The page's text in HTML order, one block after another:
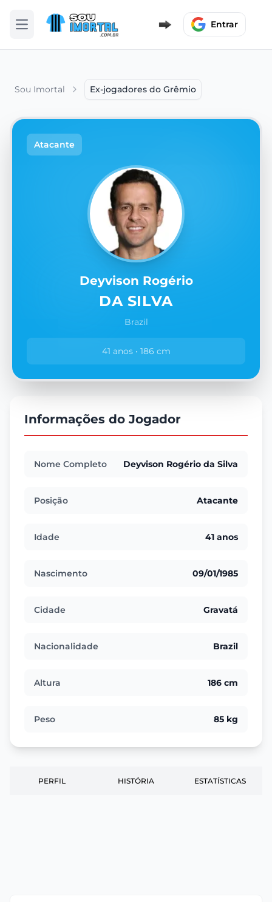
Abrir menu Entrar
Sou Imortal Ex-jogadores do Grêmio
Atacante
Deyvison Rogério
DA SILVA
Brazil
41 anos • 186 cm
Informações do Jogador
Nome Completo Deyvison Rogério da Silva
Posição Atacante
Idade 41 anos
Nascimento 09/01/1985
Cidade Gravatá
Nacionalidade Brazil
Altura 186 cm
Peso 85 kg
PERFIL HISTÓRIA ESTATÍSTICAS